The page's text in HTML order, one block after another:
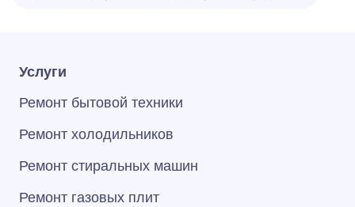
Услуги
Ремонт бытовой техники
Ремонт холодильников
Ремонт стиральных машин
Ремонт газовых плит